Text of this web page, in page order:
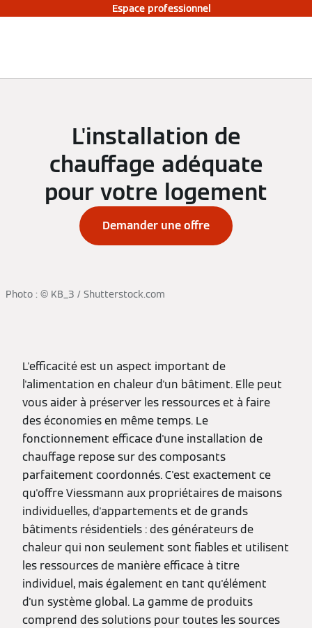
Espace professionnel
L'installation de
chauffage adéquate
pour votre logement
Demander une offre
Photo : © KB_3 / Shutterstock.com
L'efficacité est un aspect important de
l'alimentation en chaleur d'un bâtiment. Elle peut
vous aider à préserver les ressources et à faire
des économies en même temps. Le
fonctionnement efficace d'une installation de
chauffage repose sur des composants
parfaitement coordonnés. C'est exactement ce
qu'offre Viessmann aux propriétaires de maisons
individuelles, d'appartements et de grands
bâtiments résidentiels : des générateurs de
chaleur qui non seulement sont fiables et utilisent
les ressources de manière efficace à titre
individuel, mais également en tant qu'élément
d'un système global. La gamme de produits
comprend des solutions pour toutes les sources